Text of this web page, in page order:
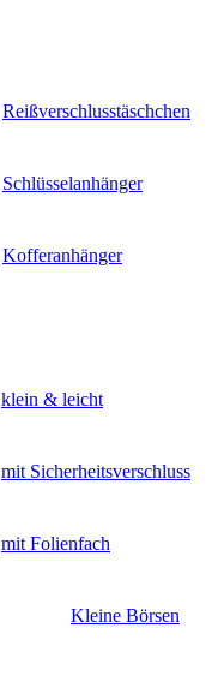
Reißverschlusstäschchen
Schlüsselanhänger
Kofferanhänger
klein & leicht
mit Sicherheitsverschluss
mit Folienfach
Kleine Börsen